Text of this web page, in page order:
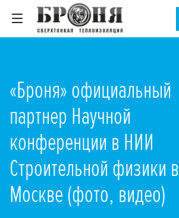
«Броня» официальный
партнер Научной
конференции в НИИ
Строительной физики в
Москве (фото, видео)